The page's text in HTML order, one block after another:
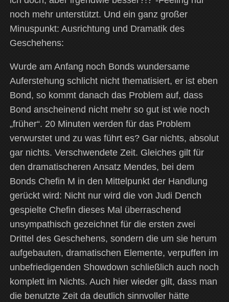
noch mehr unterstützt. Und ein ganz großer
Minuspunkt: Ausrichtung und Dramatik des
Geschehens:
Wurde am Anfang noch Bonds wundersame
Auferstehung schlicht nicht thematisiert, er ist eben
Bond, so kommt danach das Problem auf, dass
Bond anscheinend nicht mehr so gut ist wie noch
„früher“. 20 Minuten werden für das Problem
verwurstet und zu was führt es? Gar nichts, absolut
gar nichts. Verschwendete Zeit. Gleiches gilt für
den dramatischeren Ansatz Mendes, bei dem
Bonds Chefin M in den Mittelpunkt der Handlung
gerückt wird: Nicht nur wird die von Judi Dench
gespielte Chefin dieses Mal überraschend
unsympathisch gezeichnet für die ersten zwei
Drittel des Geschehens, sondern die um sie herum
aufgebauten, dramatischen Elemente, verpuffen im
unbefriedigenden Showdown schließlich auch noch
komplett im Nichts. Auch hier wieder gilt, dass man
die benutzte Zeit da deutlich sinnvoller hätte